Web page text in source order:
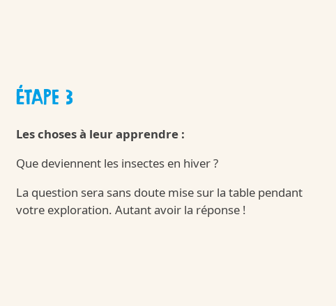
Kinder Surprise
/fr/fr/kinder-surprise
ÉTAPE 3
Les choses à leur apprendre :
Que deviennent les insectes en hiver ?
La question sera sans doute mise sur la table pendant
votre exploration. Autant avoir la réponse !